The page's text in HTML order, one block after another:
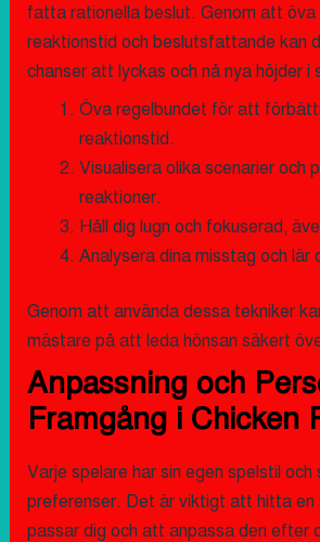
fatta rationella beslut. Genom att
reaktionstid och beslutsfattande kan
chanser att lyckas och nå nya höjder i
Öva regelbundet för att
reaktionstid.
Visualisera olika scenarier och
reaktioner.
Håll dig lugn och fokuserad,
Analysera dina misstag och lär
Genom att använda dessa tekniker
mästare på att leda hönsan säkert
Anpassning och
Framgång i Chicken
Varje spelare har sin egen spelstil och
preferenser. Det är viktigt att hitta en
passar dig och att anpassa den efter